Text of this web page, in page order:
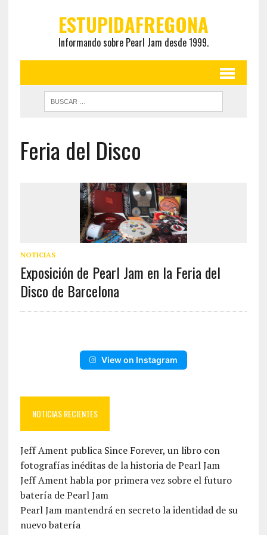
ESTUPIDAFREGONA
Informando sobre Pearl Jam desde 1999.
Feria del Disco
NOTICIAS
Exposición de Pearl Jam en la Feria del
Disco de Barcelona
View on Instagram
NOTICIAS RECIENTES
Jeff Ament publica Since Forever, un libro con
fotografías inéditas de la historia de Pearl Jam
Jeff Ament habla por primera vez sobre el futuro
batería de Pearl Jam
Pearl Jam mantendrá en secreto la identidad de su
nuevo batería